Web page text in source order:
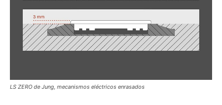
LS ZERO de Jung, mecanismos eléctricos enrasados